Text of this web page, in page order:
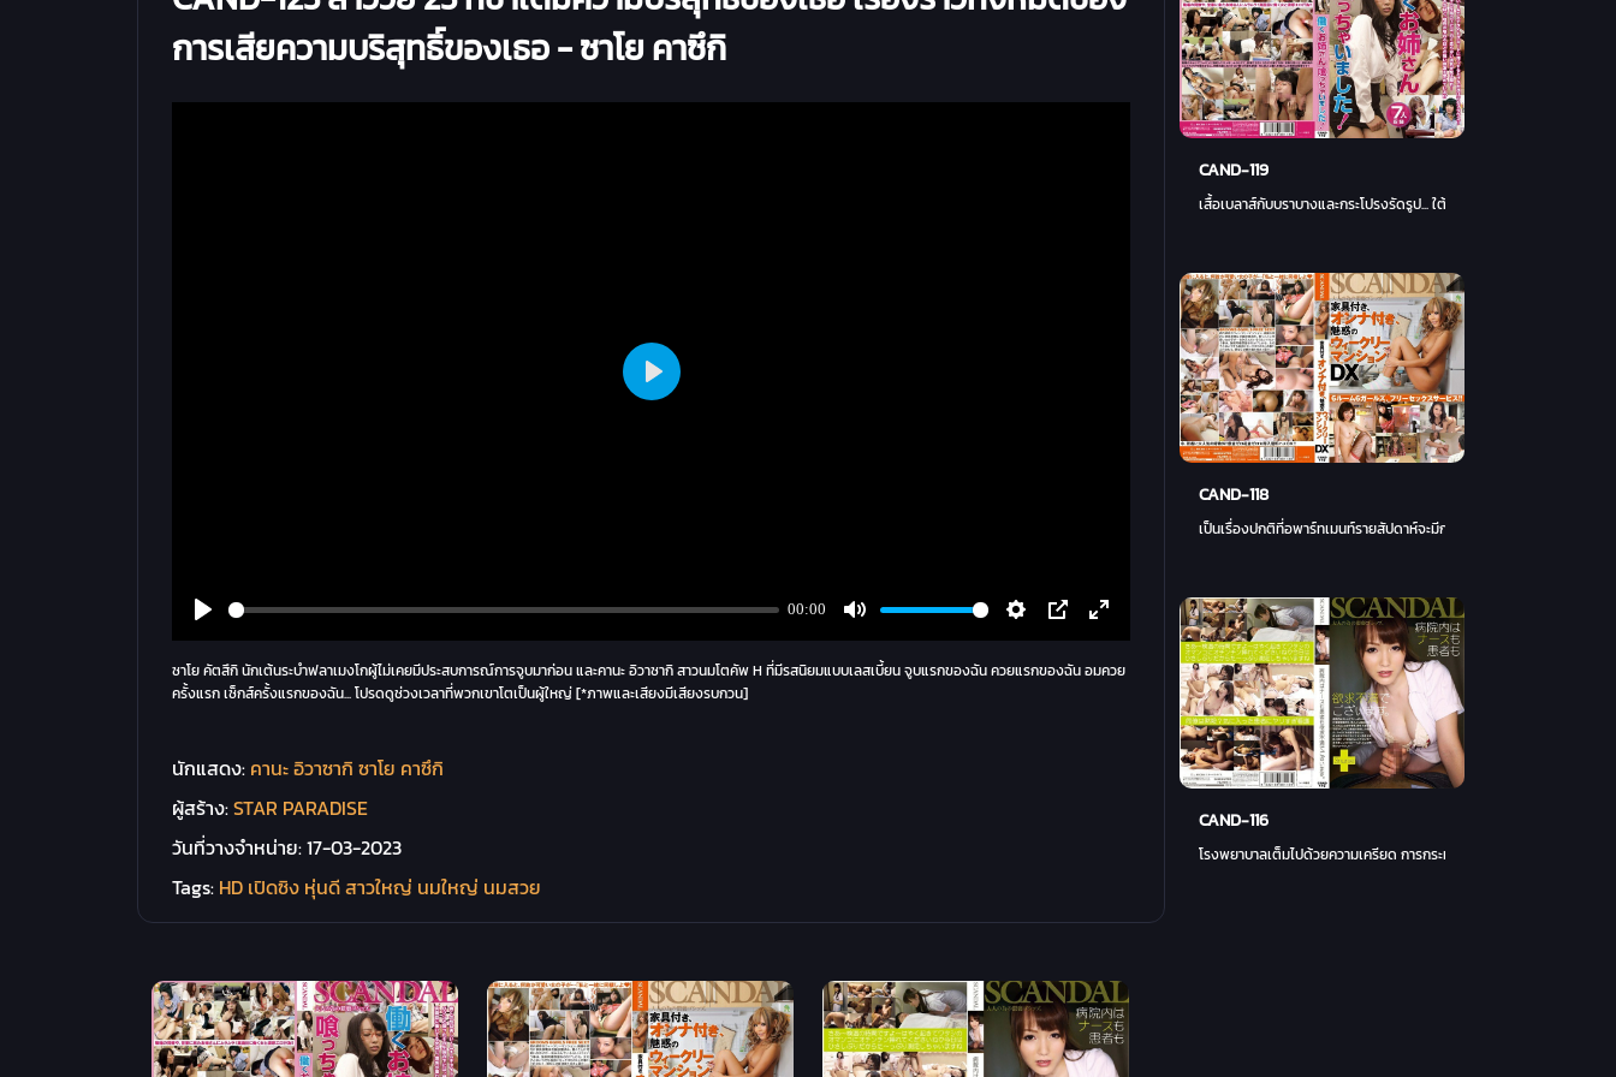
การเสียความบริสุทธิ์ของเธอ - ซาโย คาซึกิ
ซาโย คัตสึกิ นักเต้นระบำฟลาเมงโกผู้ไม่เคยมีประสบการณ์การจูบมาก่อน และคานะ อิวาซากิ สาวนมโตคัพ H ที่มีรสนิยมแบบเลสเบี้ยน จูบแรกของฉัน ควยแรกของฉัน อมควย
ครั้งแรก เซ็กส์ครั้งแรกของฉัน... โปรดดูช่วงเวลาที่พวกเขาโตเป็นผู้ใหญ่ [*ภาพและเสียงมีเสียงรบกวน]
นักแสดง: คานะ อิวาซากิ ซาโย คาซึกิ
ผู้สร้าง:STAR PARADISE
วันที่วางจำหน่าย:17-03-2023
Tags: HD เปิดซิง หุ่นดีสาวใหญ่ นมใหญ่ นมสวย
CAND-119
เสื้อเบลาส์กับบราบางและกระโปรงรัดรูป... ใต้ผ้ายืด คุณมองเห็นและซ่อ
CAND-118
เป็นเรื่องปกติที่อพาร์ทเมนท์รายสัปดาห์จะมีการติดตั้งเฟอร์นิเจอร์และเค
CAND-116
โรงพยาบาลเต็มไปด้วยความเครียด การกระทำของเธอถูกจำกัด เธอไ